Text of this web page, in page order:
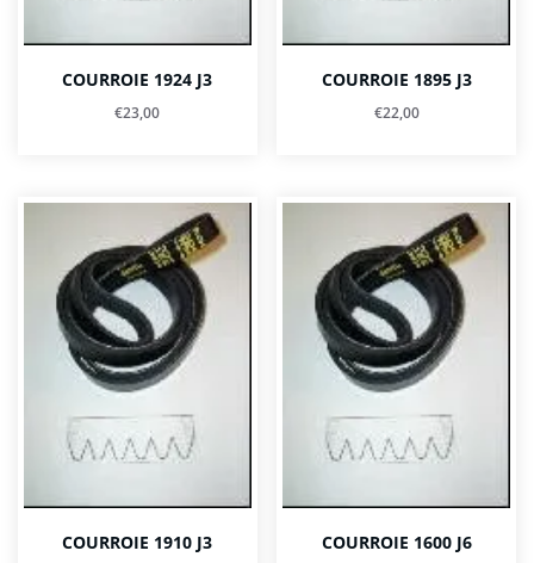
COURROIE 1924 J3
€23,00
COURROIE 1895 J3
€22,00
COURROIE 1910 J3 COURROIE 1600 J6